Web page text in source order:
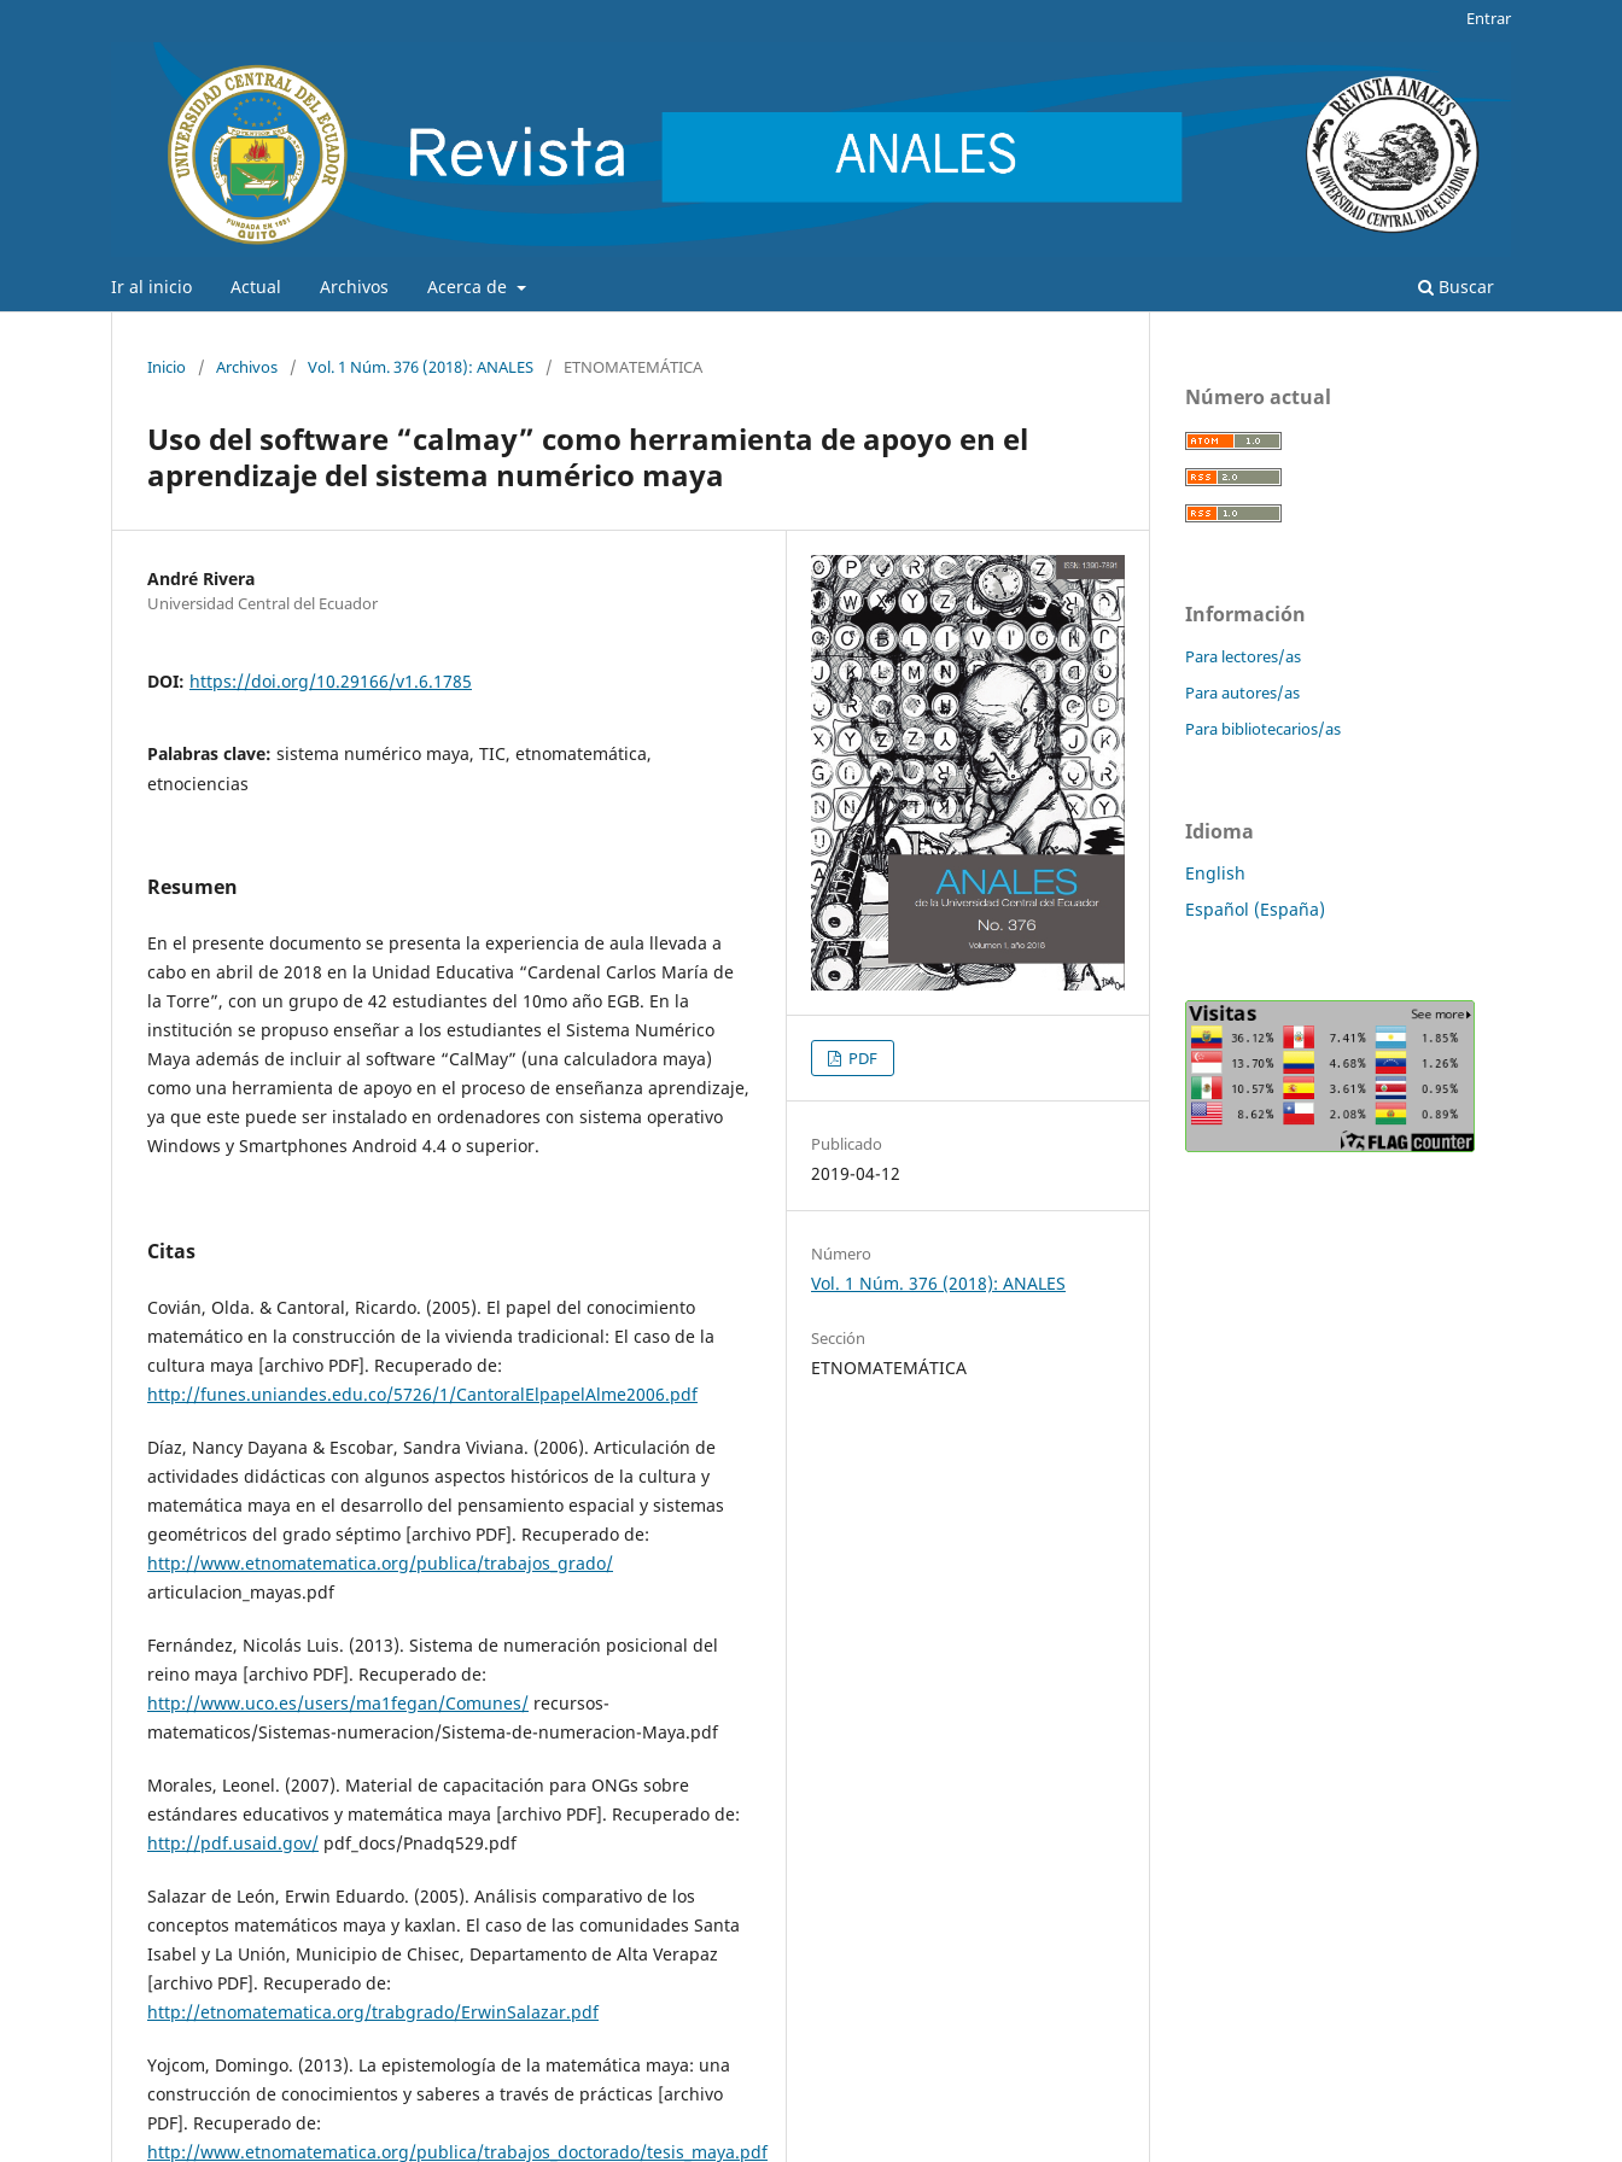
Ir al inicio Actual Archivos Acerca de Buscar
Entrar
Inicio / Archivos / Vol. 1 Núm. 376 (2018): ANALES / ETNOMATEMÁTICA
Uso del software “calmay” como herramienta de apoyo en el
aprendizaje del sistema numérico maya
André Rivera
Universidad Central del Ecuador
DOI: https://doi.org/10.29166/v1.6.1785
Palabras clave: sistema numérico maya, TIC, etnomatemática,
etnociencias
Resumen
En el presente documento se presenta la experiencia de aula llevada a
cabo en abril de 2018 en la Unidad Educativa “Cardenal Carlos María de
la Torre”, con un grupo de 42 estudiantes del 10mo año EGB. En la
institución se propuso enseñar a los estudiantes el Sistema Numérico
Maya además de incluir al software “CalMay” (una calculadora maya)
como una herramienta de apoyo en el proceso de enseñanza aprendizaje,
ya que este puede ser instalado en ordenadores con sistema operativo
Windows y Smartphones Android 4.4 o superior.
Citas
Covián, Olda. & Cantoral, Ricardo. (2005). El papel del conocimiento
matemático en la construcción de la vivienda tradicional: El caso de la
cultura maya [archivo PDF]. Recuperado de:
http://funes.uniandes.edu.co/5726/1/CantoralElpapelAlme2006.pdf
Díaz, Nancy Dayana & Escobar, Sandra Viviana. (2006). Articulación de
actividades didácticas con algunos aspectos históricos de la cultura y
matemática maya en el desarrollo del pensamiento espacial y sistemas
geométricos del grado séptimo [archivo PDF]. Recuperado de:
http://www.etnomatematica.org/publica/trabajos_grado/
articulacion_mayas.pdf
Fernández, Nicolás Luis. (2013). Sistema de numeración posicional del
reino maya [archivo PDF]. Recuperado de:
http://www.uco.es/users/ma1fegan/Comunes/ recursos-
matematicos/Sistemas-numeracion/Sistema-de-numeracion-Maya.pdf
Morales, Leonel. (2007). Material de capacitación para ONGs sobre
estándares educativos y matemática maya [archivo PDF]. Recuperado de:
http://pdf.usaid.gov/ pdf_docs/Pnadq529.pdf
Salazar de León, Erwin Eduardo. (2005). Análisis comparativo de los
conceptos matemáticos maya y kaxlan. El caso de las comunidades Santa
Isabel y La Unión, Municipio de Chisec, Departamento de Alta Verapaz
[archivo PDF]. Recuperado de:
http://etnomatematica.org/trabgrado/ErwinSalazar.pdf
Yojcom, Domingo. (2013). La epistemología de la matemática maya: una
construcción de conocimientos y saberes a través de prácticas [archivo
PDF]. Recuperado de:
http://www.etnomatematica.org/publica/trabajos_doctorado/tesis_maya.pdf
PDF
Publicado
2019-04-12
Número
Vol. 1 Núm. 376 (2018): ANALES
Sección
ETNOMATEMÁTICA
Número actual
Información
Para lectores/as
Para autores/as
Para bibliotecarios/as
Idioma
English
Español (España)